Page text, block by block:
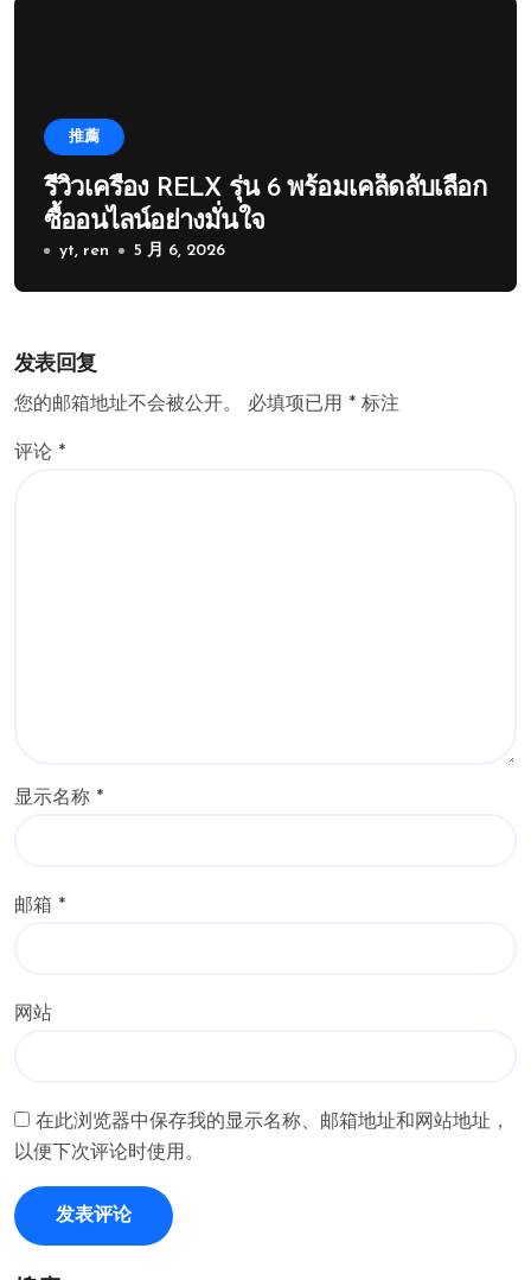
推薦
รีวิวเครื่อง RELX รุ่น 6 พร้อมเคล็ดลับเลือก
ซื้ออนไลน์อย่างมั่นใจ
yt, ren 5 月 6, 2026
发表回复
您的邮箱地址不会被公开。 必填项已用 * 标注
评论 *
显示名称 *
邮箱 *
网站
在此浏览器中保存我的显示名称、邮箱地址和网站地址，
以便下次评论时使用。